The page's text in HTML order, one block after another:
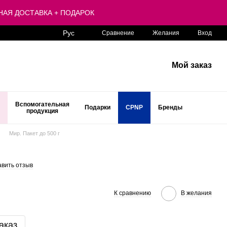
ДОСТАВКА + ПОДАРОК
Рус Сравнение Желания Вход
Мой заказ
Вспомогательная
продукция
Подарки CPNP Бренды
Мир. Пакет до 500 г
отзыв
К сравнению В желания